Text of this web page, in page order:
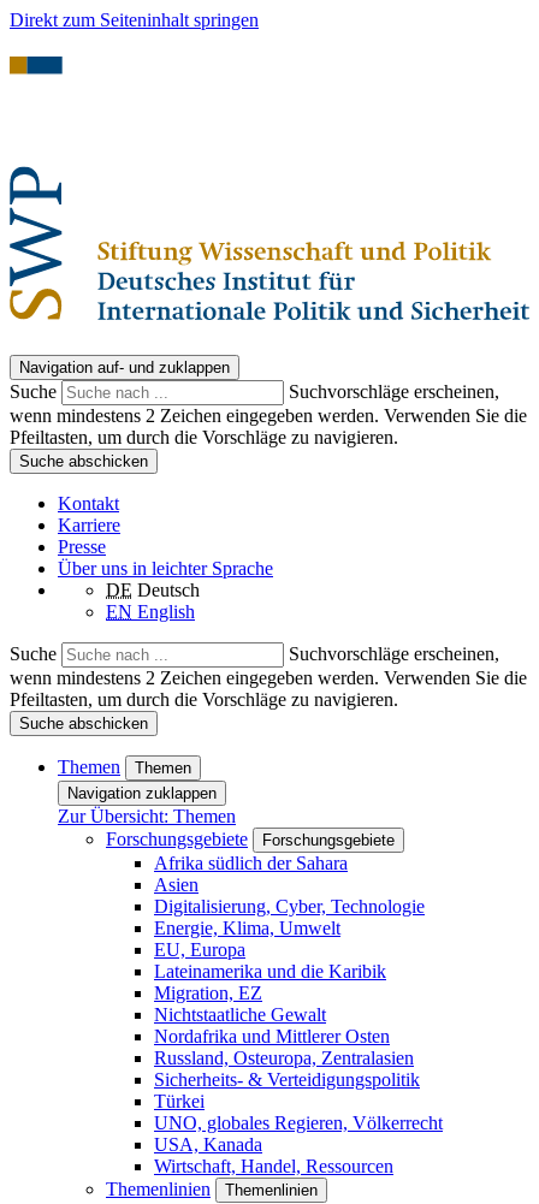
Direkt zum Seiteninhalt springen
Navigation auf- und zuklappen
Suche
Suchvorschläge erscheinen,
wenn mindestens 2 Zeichen eingegeben werden. Verwenden Sie die
Pfeiltasten, um durch die Vorschläge zu navigieren.
Suche abschicken
Kontakt
Karriere
Presse
Über uns in leichter Sprache
DE Deutsch
EN English
Suche
Suchvorschläge erscheinen,
wenn mindestens 2 Zeichen eingegeben werden. Verwenden Sie die
Pfeiltasten, um durch die Vorschläge zu navigieren.
Suche abschicken
Themen
Themen
Navigation zuklappen
Zur Übersicht: Themen
Forschungsgebiete
Forschungsgebiete
Afrika südlich der Sahara
Asien
Digitalisierung, Cyber, Technologie
Energie, Klima, Umwelt
EU, Europa
Lateinamerika und die Karibik
Migration, EZ
Nichtstaatliche Gewalt
Nordafrika und Mittlerer Osten
Russland, Osteuropa, Zentralasien
Sicherheits- & Verteidigungspolitik
Türkei
UNO, globales Regieren, Völkerrecht
USA, Kanada
Wirtschaft, Handel, Ressourcen
Themenlinien
Themenlinien